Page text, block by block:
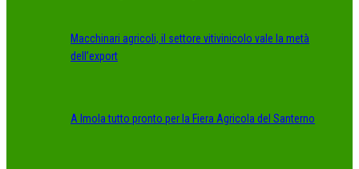
Macchinari agricoli, il settore vitivinicolo vale la metà
dell’export
A Imola tutto pronto per la Fiera Agricola del Santerno